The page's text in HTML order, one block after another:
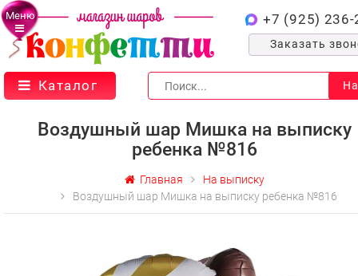
Меню +7 (925) 236-
Заказать
Каталог
Воздушный шар Мишка на выписку
ребенка №816
Главная
На выписку
Воздушный шар Мишка на выписку ребенка №816